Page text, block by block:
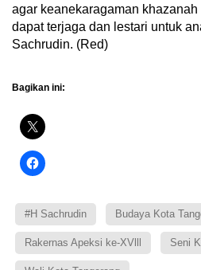
agar keanekaragaman
dapat terjaga dan lestari untuk
Sachrudin. (Red)
Bagikan ini:
#H Sachrudin Budaya Kota
Rakernas Apeksi ke-XVlll Seni